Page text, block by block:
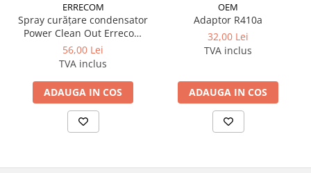
ERRECOM
Spray curățare condensator
Power Clean Out Errecom
750 ml
56,00 Lei
TVA inclus
ADAUGA IN COS
OEM
Adaptor R410a
32,00 Lei
TVA inclus
ADAUGA IN COS